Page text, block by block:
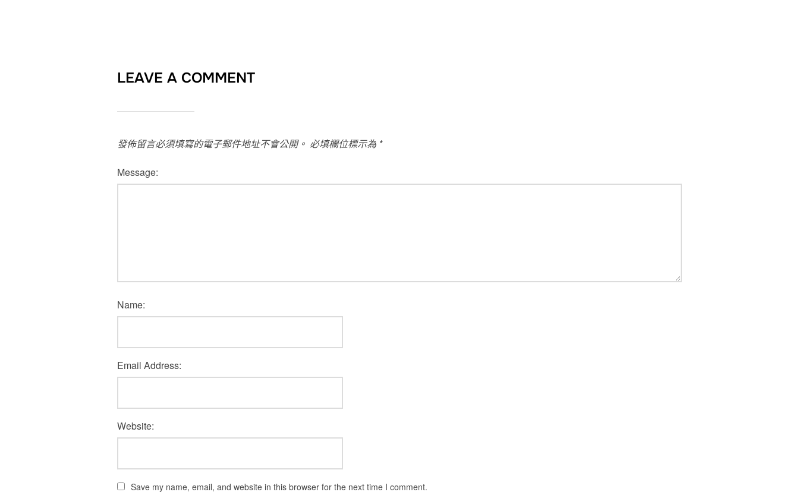
LEAVE A COMMENT
發佈留言必須填寫的電子郵件地址不會公開。 必填欄位標示為 *
Message:
Name:
Email Address:
Website:
Save my name, email, and website in this browser for the next time I comment.